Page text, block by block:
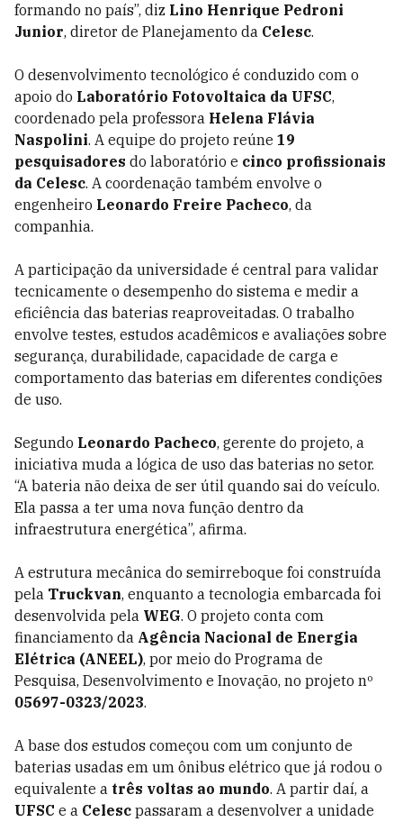
formando no país”, diz Lino Henrique Pedroni
Junior, diretor de Planejamento da Celesc.
O desenvolvimento tecnológico é conduzido com o
apoio do Laboratório Fotovoltaica da UFSC,
coordenado pela professora Helena Flávia
Naspolini. A equipe do projeto reúne 19
pesquisadores do laboratório e cinco profissionais
da Celesc. A coordenação também envolve o
engenheiro Leonardo Freire Pacheco, da
companhia.
A participação da universidade é central para validar
tecnicamente o desempenho do sistema e medir a
eficiência das baterias reaproveitadas. O trabalho
envolve testes, estudos acadêmicos e avaliações sobre
segurança, durabilidade, capacidade de carga e
comportamento das baterias em diferentes condições
de uso.
Segundo Leonardo Pacheco, gerente do projeto, a
iniciativa muda a lógica de uso das baterias no setor.
“A bateria não deixa de ser útil quando sai do veículo.
Ela passa a ter uma nova função dentro da
infraestrutura energética”, afirma.
A estrutura mecânica do semirreboque foi construída
pela Truckvan, enquanto a tecnologia embarcada foi
desenvolvida pela WEG. O projeto conta com
financiamento da Agência Nacional de Energia
Elétrica (ANEEL), por meio do Programa de
Pesquisa, Desenvolvimento e Inovação, no projeto nº
05697-0323/2023.
A base dos estudos começou com um conjunto de
baterias usadas em um ônibus elétrico que já rodou o
equivalente a três voltas ao mundo. A partir daí, a
UFSC e a Celesc passaram a desenvolver a unidade